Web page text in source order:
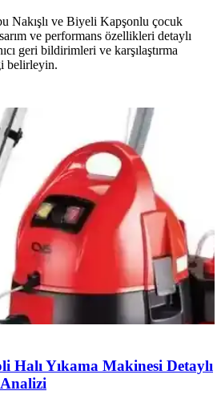
Nakışlı ve Biyeli Kapşonlu çocuk
ve performans özellikleri detaylı
geri bildirimleri ve karşılaştırma
belirleyin.
Halı Yıkama Makinesi Detaylı